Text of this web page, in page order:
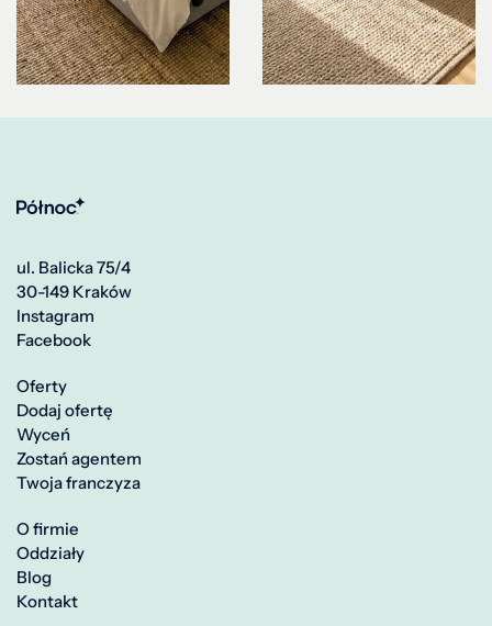
ul. Balicka 75/4
30-149 Kraków
Instagram
Facebook
Oferty
Dodaj ofertę
Wyceń
Zostań agentem
Twoja franczyza
O firmie
Oddziały
Blog
Kontakt